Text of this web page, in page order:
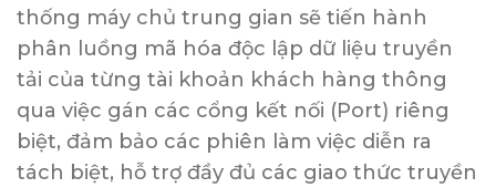
thống máy chủ trung gian sẽ tiến hành
phân luồng mã hóa độc lập dữ liệu truyền
tải của từng tài khoản khách hàng thông
qua việc gán các cổng kết nối (Port) riêng
biệt, đảm bảo các phiên làm việc diễn ra
tách biệt, hỗ trợ đầy đủ các giao thức truyền